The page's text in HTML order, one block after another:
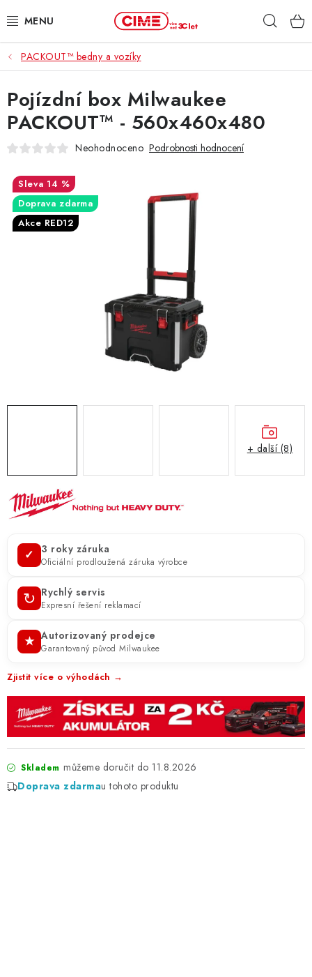
na
ZAHRADA, LES
DÍLNA, STAVBA
MILWAUKEE
PROFI STROJE
OCHRANA OSOBNÍCH ÚDAJŮ
OBCHODNÍ PODMÍNKY
PACKOUT™ bedny a vozíky
✓ 3 roky záruka
Oficiální prodloužená záruka výrobce
↻ Rychlý servis
Expresní řešení reklamací
★ Autorizovaný prodejce
Garantovaný původ Milwaukee
Zjistit více o výhodách →
Skladem
11.8.2026
Doprava zdarmau tohoto produktu
Pojízdní box Milwaukee
PACKOUT™ - 560x460x480
Neohodnoceno Podrobnosti hodnocení
14 %
Doprava zdarma
Akce RED12
+ další (8)